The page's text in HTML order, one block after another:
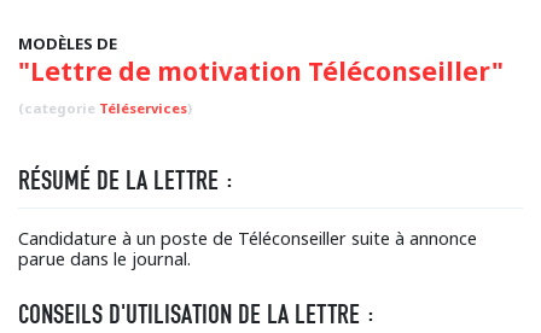
MODÈLES DE
"Lettre de motivation Téléconseiller"
(categorie Téléservices)
RÉSUMÉ DE LA LETTRE :
Candidature à un poste de Téléconseiller suite à annonce
parue dans le journal.
CONSEILS D'UTILISATION DE LA LETTRE :